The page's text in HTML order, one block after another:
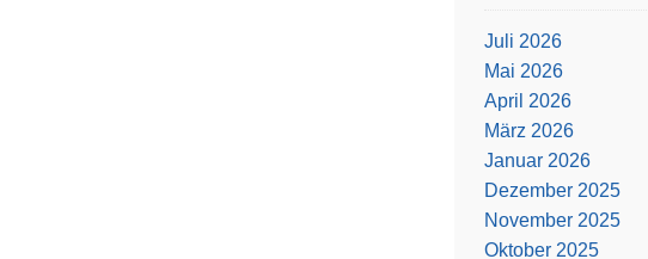
Juli 2026
Mai 2026
April 2026
März 2026
Januar 2026
Dezember 2025
November 2025
Oktober 2025